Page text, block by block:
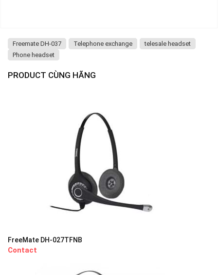
Freemate DH-037 Telephone exchange
telesale headset
Phone headset
PRODUCT CÙNG HÃNG
FreeMate DH-027TFNB
Contact